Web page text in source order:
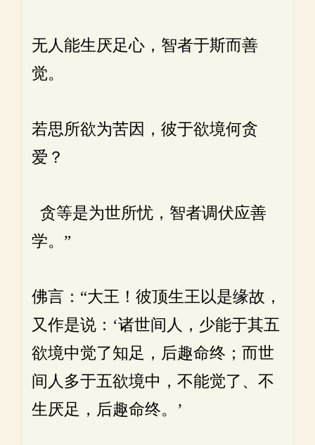
无人能生厌足心，智者于斯而善
觉。
若思所欲为苦因，彼于欲境何贪
爱？
贪等是为世所忧，智者调伏应善
学。”
佛言：“大王！彼顶生王以是缘故，
又作是说：‘诸世间人，少能于其五
欲境中觉了知足，后趣命终；而世
间人多于五欲境中，不能觉了、不
生厌足，后趣命终。’